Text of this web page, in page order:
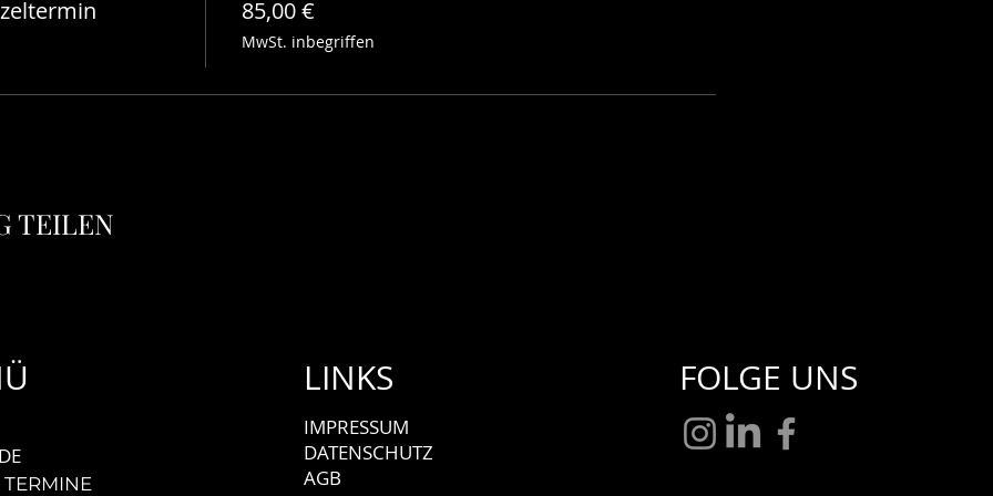
85,00 €
MwSt. inbegriffen
TEILEN
TERMINE
LINKS
IMPRESSUM
DATENSCHUTZ
AGB
FOLGE UNS